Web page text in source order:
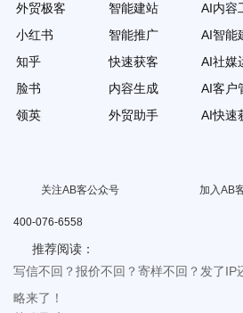
外贸极客
小红书
知乎
脸书
领英
智能建站
智能推广
快速获客
内容生成
外贸助手
AI内容
AI智能
AI社媒
AI客户
AI快速
关注AB客公众号 加入AB
400-076-6558
推荐阅读：
写信不回？报价不回？寄样不回？发了IP
略来了！